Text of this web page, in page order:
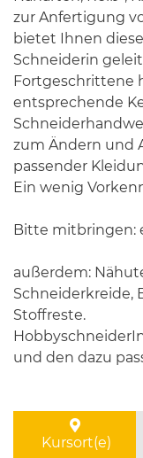
zur Anfertigung
bietet Ihnen
Schneiderin
Fortgeschrittene
entsprechende
zum Ändern und
passender
Ein wenig
Bitte mitbringen:
außerdem:
Schneiderkreide,
Stoffreste.
und den dazu
Kursort(e)